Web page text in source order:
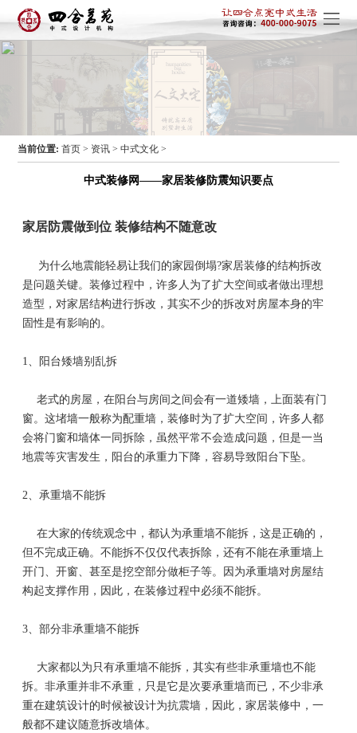
当前位置: 首页 > 资讯 >中式文化 >
中式装修网——家居装修防震知识要点
家居防震做到位 装修结构不随意改
为什么地震能轻易让我们的家园倒塌?家居装修的结构拆改
是问题关键。装修过程中，许多人为了扩大空间或者做出理想
造型，对家居结构进行拆改，其实不少的拆改对房屋本身的牢
固性是有影响的。
1、 阳台矮墙别乱拆
老式的房屋，在阳台与房间之间会有一道矮墙，上面装有门
窗。这堵墙一般称为配重墙，装修时为了扩大空间，许多人都
会将门窗和墙体一同拆除，虽然平常不会造成问题，但是一当
地震等灾害发生，阳台的承重力下降，容易导致阳台下坠。
2、承重墙不能拆
在大家的传统观念中，都认为承重墙不能拆，这是正确的，
但不完成正确。不能拆不仅仅代表拆除，还有不能在承重墙上
开门、开窗、甚至是挖空部分做柜子等。因为承重墙对房屋结
构起支撑作用，因此，在装修过程中必须不能拆。
3、部分非承重墙不能拆
大家都以为只有承重墙不能拆，其实有些非承重墙也不能
拆。非承重并非不承重，只是它是次要承重墙而已，不少非承
重在建筑设计的时候被设计为抗震墙，因此，家居装修中，一
般都不建议随意拆改墙体。